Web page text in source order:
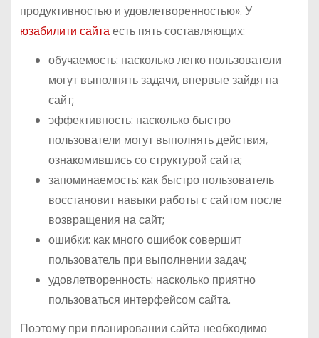
продуктивностью и удовлетворенностью». У
юзабилити сайтаесть пять составляющих:
обучаемость: насколько легко пользователи
могут выполнять задачи, впервые зайдя на
сайт;
эффективность: насколько быстро
пользователи могут выполнять действия,
ознакомившись со структурой сайта;
запоминаемость: как быстро пользователь
восстановит навыки работы с сайтом после
возвращения на сайт;
ошибки: как много ошибок совершит
пользователь при выполнении задач;
удовлетворенность: насколько приятно
пользоваться интерфейсом сайта.
Поэтому при планировании сайта необходимо